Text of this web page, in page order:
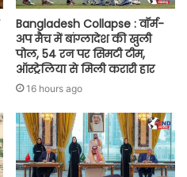
Bangladesh Collapse : वॉर्म-
अप मैच में बांग्लादेश की खुली
पोल, 54 रन पर सिमटी टीम,
ऑस्ट्रेलिया से मिली करारी हार
16 hours ago